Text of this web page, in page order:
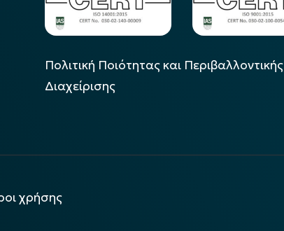
Πολιτική Ποιότητας και Περιβαλλοντικής
Διαχείρισης
χρήσης